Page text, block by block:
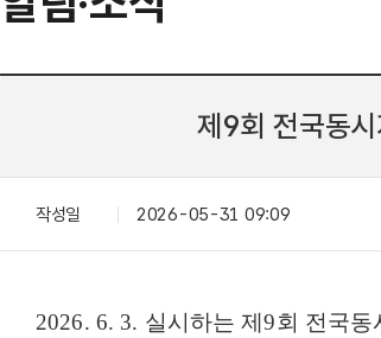
제9회 전국동
작성일 2026-05-31 09:09
2026. 6. 3. 실시하는 제9회 전국동